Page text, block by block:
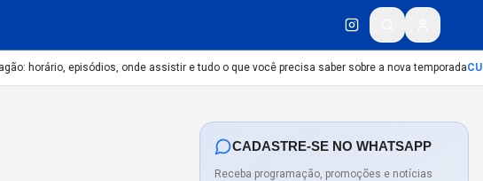
horário, episódios, onde assistir e tudo o que você precisa saber sobre a nova temporada
CADASTRE-SE NO WHATSAPP
Receba programação, promoções e notícias